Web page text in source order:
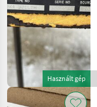
Használt gép